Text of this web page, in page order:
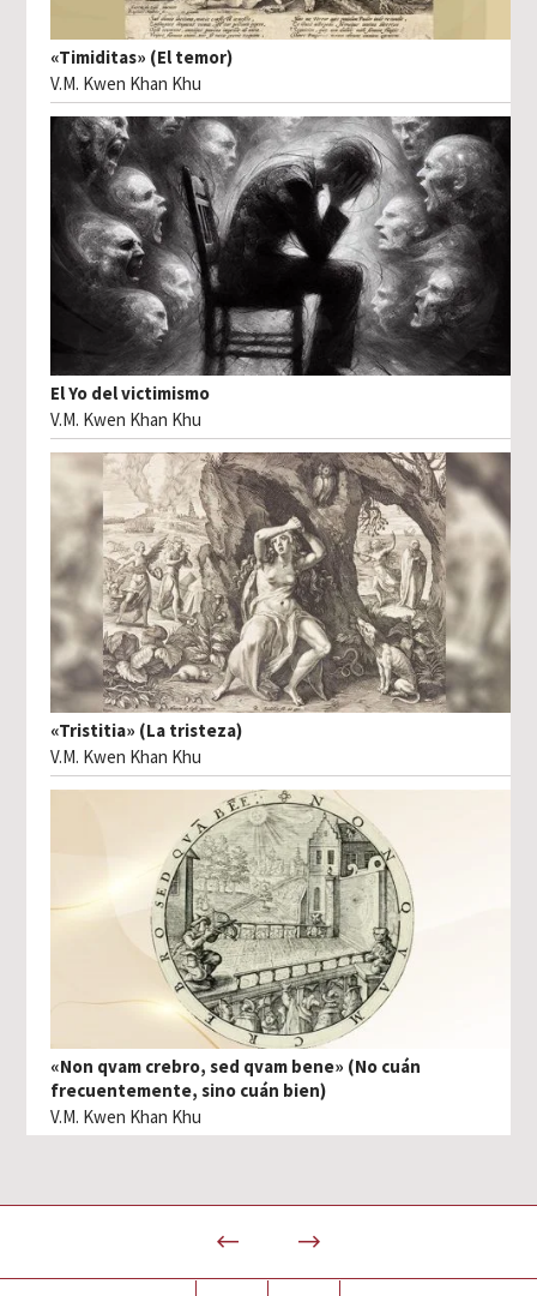
«Timiditas» (El temor)
V.M. Kwen Khan Khu
El Yo del victimismo
V.M. Kwen Khan Khu
«Tristitia» (La tristeza)
V.M. Kwen Khan Khu
«Non qvam crebro, sed qvam bene» (No cuán
frecuentemente, sino cuán bien)
V.M. Kwen Khan Khu